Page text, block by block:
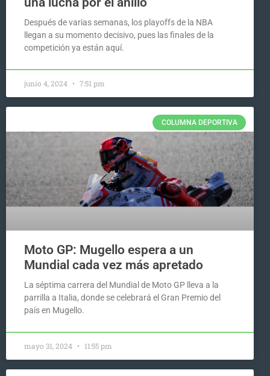
Después de varias semanas, los playoffs de la NBA
llegan a su momento decisivo, pues las finales de la
competición ya están aquí.
junio 4, 2024 7:51 pm
COLUMNA DEPORTIVA
Moto GP: Mugello espera a un
Mundial cada vez más apretado
La séptima carrera del Mundial de Moto GP lleva a la
parrilla a Italia, donde se celebrará el Gran Premio del
país en Mugello.
mayo 31, 2024 11:55 pm